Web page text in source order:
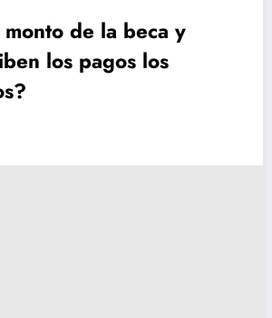
de la beca y
los pagos los